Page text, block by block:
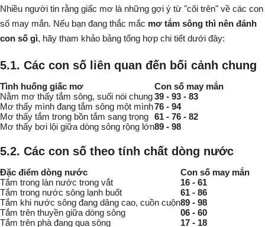
Nhiều người tin rằng giấc mơ là những gợi ý từ "cõi trên" về các con
số may mắn. Nếu bạn đang thắc mắc mơ tắm sông thì nên đánh
con số gì, hãy tham khảo bảng tổng hợp chi tiết dưới đây:
5.1. Các con số liên quan đến bối cảnh chung
Tình huống giấc mơ
Con số may mắn
Nằm mơ thấy tắm sông, suối nói chung39 - 93 - 83
Mơ thấy mình đang tắm sông một mình76 - 94
Mơ thấy tắm trong bồn tắm sang trọng 61 - 76 - 82
Mơ thấy bơi lội giữa dòng sông rộng lớn89 - 98
5.2. Các con số theo tính chất dòng nước
Đặc điểm dòng nước
Con số may mắn
Tắm trong làn nước trong vắt
16 - 61
Tắm trong nước sông lạnh buốt
61 - 86
Tắm khi nước sông đang dâng cao, cuồn cuộn89 - 98
Tắm trên thuyền giữa dòng sông
06 - 60
Tắm trên phà đang qua sông
17 - 18